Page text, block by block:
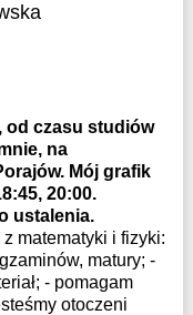
od czasu studiów
na
Mój grafik
20:00.
ustalenia.
matematyki i fizyki:
matury; -
- pomagam
otoczeni